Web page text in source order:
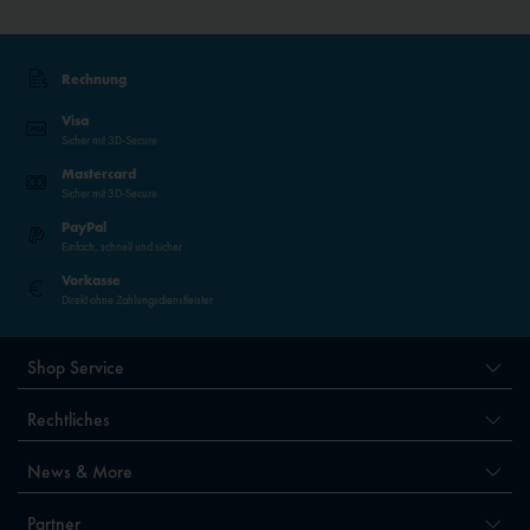
Rechnung
Visa
Sicher mit 3D-Secure
Mastercard
Sicher mit 3D-Secure
PayPal
Einfach, schnell und sicher
Vorkasse
Direkt ohne Zahlungsdienstleister
Shop Service
Rechtliches
News & More
Partner